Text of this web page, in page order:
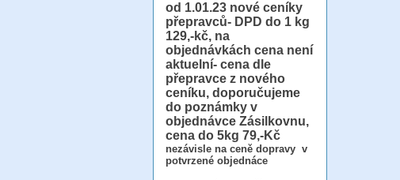
od 1.01.23 nové ceníky
přepravců- DPD do 1 kg
129,-kč, na
objednávkách cena není
aktuelní- cena dle
přepravce z nového
ceníku, doporučujeme
do poznámky v
objednávce Zásilkovnu,
cena do 5kg 79,-Kč
nezávisle na ceně dopravy v
potvrzené objednáce